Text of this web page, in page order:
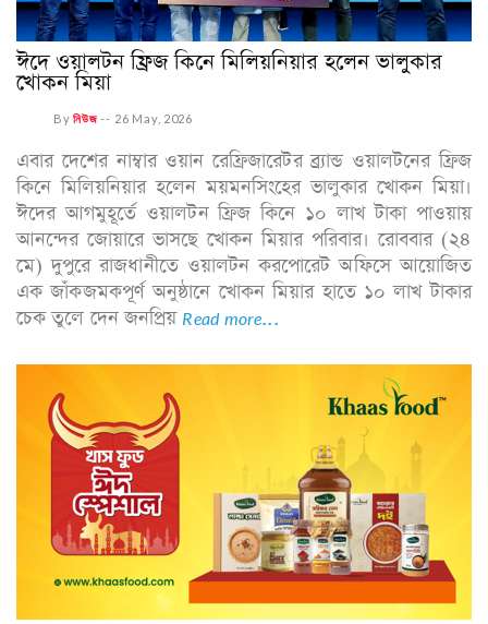
ঈদে ওয়ালটন ফ্রিজ কিনে মিলিয়নিয়ার হলেন ভালুকার
খোকন মিয়া
Byনিউজ -- 26 May, 2026
এবার দেশের নাম্বার ওয়ান রেফ্রিজারেটর ব্র্যান্ড ওয়ালটনের ফ্রিজ
কিনে মিলিয়নিয়ার হলেন ময়মনসিংহের ভালুকার খোকন মিয়া।
ঈদের আগমুহূর্তে ওয়ালটন ফ্রিজ কিনে ১০ লাখ টাকা পাওয়ায়
আনন্দের জোয়ারে ভাসছে খোকন মিয়ার পরিবার। রোববার (২৪
মে) দুপুরে রাজধানীতে ওয়ালটন করপোরেট অফিসে আয়োজিত
এক জাঁকজমকপূর্ণ অনুষ্ঠানে খোকন মিয়ার হাতে ১০ লাখ টাকার
চেক তুলে দেন জনপ্রিয় Read more...